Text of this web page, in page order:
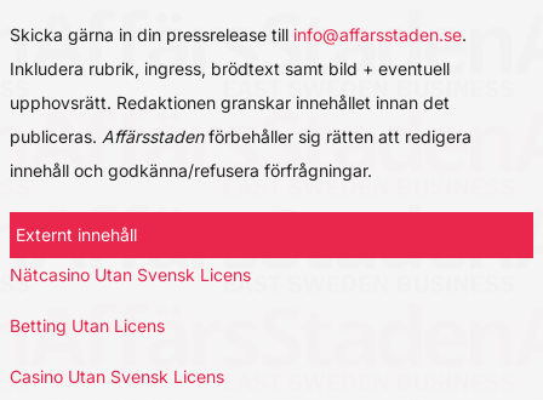
Skicka gärna in din pressrelease till info@affarsstaden.se.
Inkludera rubrik, ingress, brödtext samt bild + eventuell
upphovsrätt. Redaktionen granskar innehållet innan det
publiceras. Affärsstadenförbehåller sig rätten att redigera
innehåll och godkänna/refusera förfrågningar.
Externt innehåll
Nätcasino Utan Svensk Licens
Betting Utan Licens
Casino Utan Svensk Licens